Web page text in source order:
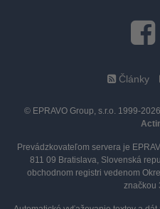
Články
© EPRAVO Group, s.r.o. 1999-
Prevádzkovateľom servera je
811 09 Bratislava, Slovenská
obchodnom registri vedenom
značkou